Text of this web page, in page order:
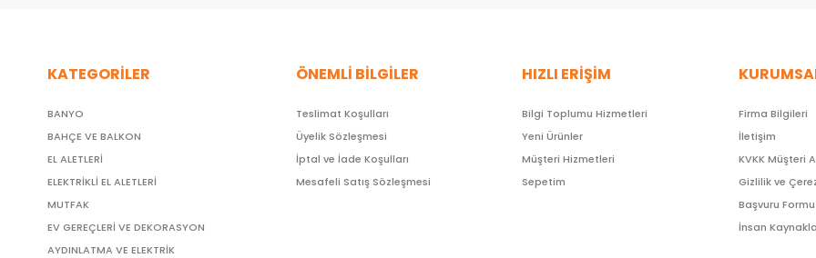
KATEGORİLER
BANYO
BAHÇE VE BALKON
EL ALETLERİ
ELEKTRİKLİ EL ALETLERİ
MUTFAK
EV GEREÇLERİ VE DEKORASYON
AYDINLATMA VE ELEKTRİK
ÖNEMLİ BİLGİLER
Teslimat Koşulları
Üyelik Sözleşmesi
İptal ve İade Koşulları
Mesafeli Satış Sözleşmesi
HIZLI ERİŞİM
Bilgi Toplumu Hizmetleri
Yeni Ürünler
Müşteri Hizmetleri
Sepetim
Firma Bilgileri
İletişim
KVKK Müşteri
Gizlilik ve
Başvuru Formu
İnsan